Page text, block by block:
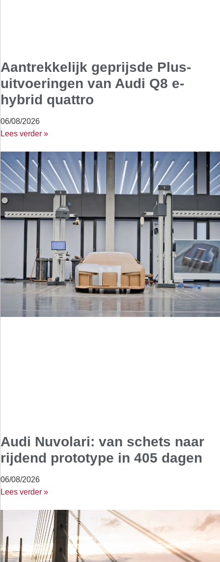
Aantrekkelijk geprijsde Plus-
uitvoeringen van Audi Q8 e-
hybrid quattro
06/08/2026
Lees verder »
Audi Nuvolari: van schets naar
rijdend prototype in 405 dagen
06/08/2026
Lees verder »